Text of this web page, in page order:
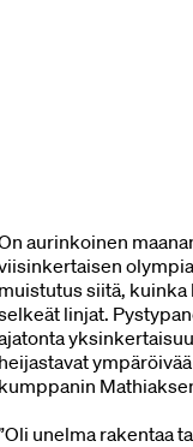
aurinkoinen
muistutus siitä, kuinka
linjat.
heijastavat
kumppanin
unelma rakentaa